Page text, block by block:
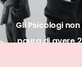
Gli Psicologi
paura di avere